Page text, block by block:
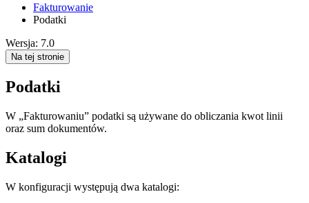
Fakturowanie
Podatki
Wersja: 7.0
Na tej stronie
Podatki
W „Fakturowaniu” podatki są używane do obliczania kwot linii
oraz sum dokumentów.
Katalogi
W konfiguracji występują dwa katalogi: